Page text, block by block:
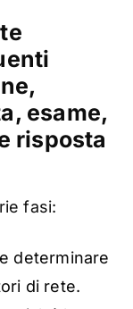
esame,
risposta
fasi:
determinare
di rete.